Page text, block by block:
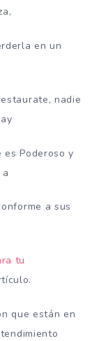
en un
nadie
Poderoso y
a sus
tu
que están en